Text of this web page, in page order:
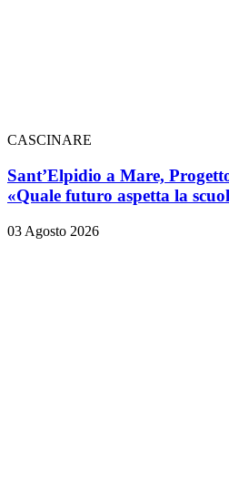
CASCINARE
Sant’Elpidio a Mare,
«Quale futuro aspetta la
03 Agosto 2026